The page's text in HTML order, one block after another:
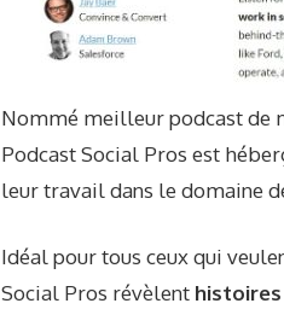
Nommé meilleur podcast de
Podcast Social Pros est
leur travail dans le domaine
Idéal pour tous ceux qui
Social Pros révèlent